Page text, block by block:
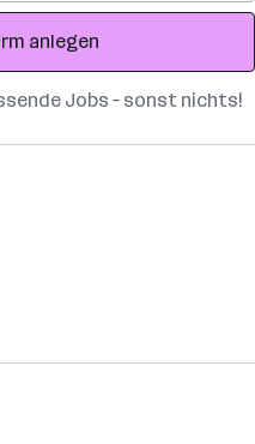
anlegen
Jobs – sonst nichts!